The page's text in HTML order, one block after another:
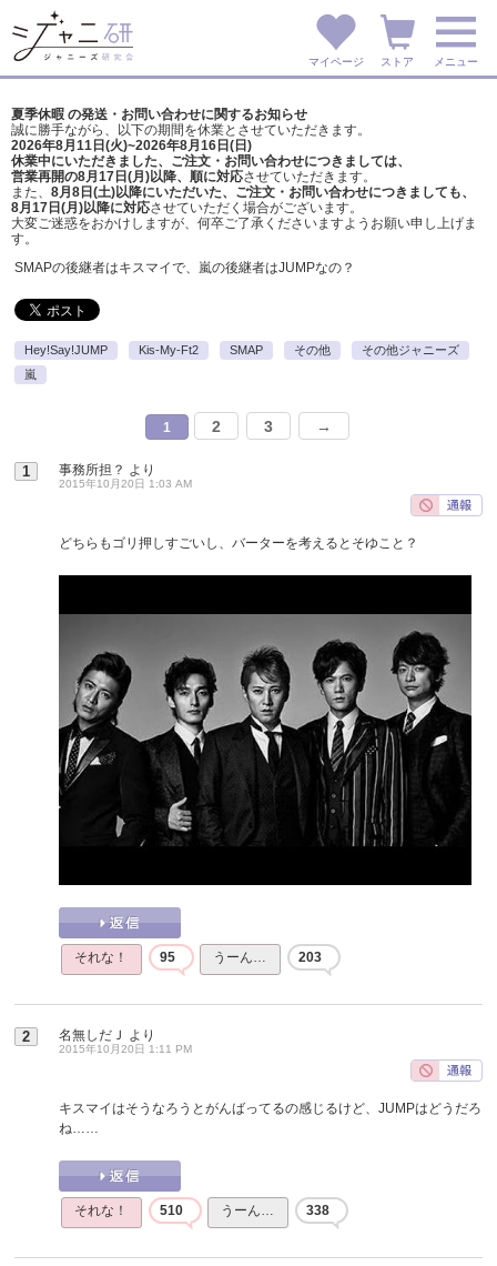
マイページ ストア メニュー
夏季休暇 の発送・お問い合わせに関するお知らせ
誠に勝手ながら、以下の期間を休業とさせていただきます。
2026年8月11日(火)~2026年8月16日(日)
休業中にいただきました、ご注文・お問い合わせにつきましては、
営業再開の8月17日(月)以降、順に対応させていただきます。
また、 8月8日(土)以降にいただいた、ご注文・ お問い合わせにつきましても、
8月17日(月)以降に対応させていただく場合がございます。
大変ご迷惑をおかけしますが、 何卒ご了承くださいますようお願い申し上げま
す。
SMAPの後継者はキスマイで、嵐の後継者はJUMPなの？
Hey!Say!JUMP Kis-My-Ft2 SMAP その他
その他ジャニーズ
嵐
1 2 3 →
1 事務所担？ より
2015年10月20日 1:03 AM
どちらもゴリ押しすごいし、バーターを考えるとそゆこと？
それな！ 95 うーん… 203
2 名無しだＪ より
2015年10月20日 1:11 PM
キスマイはそうなろうとがんばってるの感じるけど、JUMPはどうだろ
ね……
それな！ 510 うーん… 338